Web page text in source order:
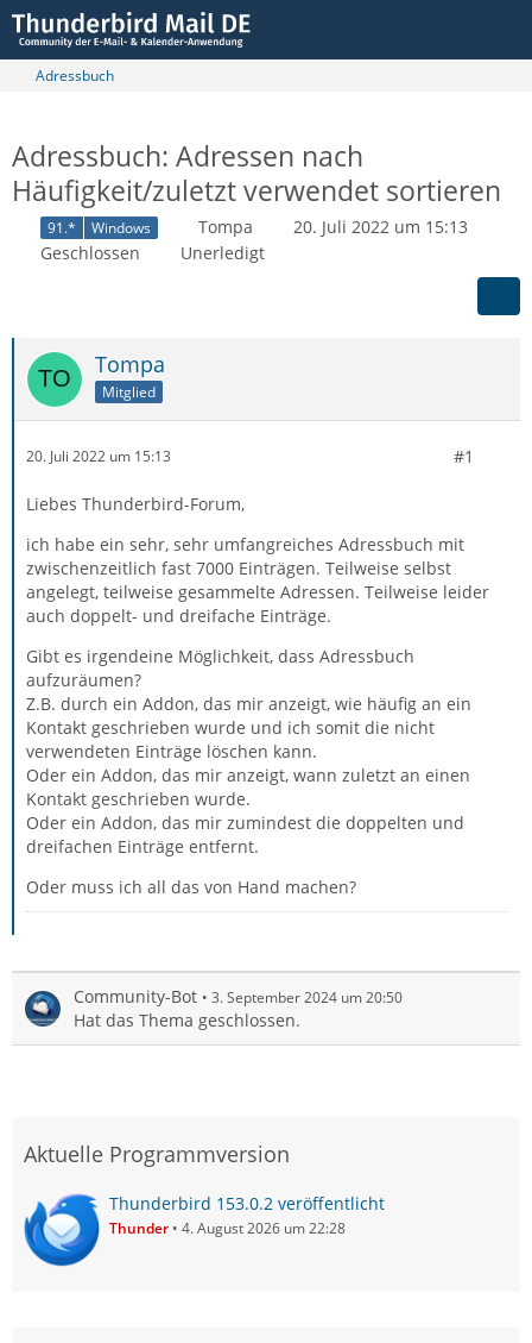
Adressbuch
Adressbuch: Adressen nach
Häufigkeit/zuletzt verwendet sortieren
91.* Windows Tompa
20. Juli 2022 um 15:13
Geschlossen
Unerledigt
Tompa
Mitglied
20. Juli 2022 um 15:13 #1
Liebes Thunderbird-Forum,
ich habe ein sehr, sehr umfangreiches Adressbuch mit
zwischenzeitlich fast 7000 Einträgen. Teilweise selbst
angelegt, teilweise gesammelte Adressen. Teilweise leider
auch doppelt- und dreifache Einträge.
Gibt es irgendeine Möglichkeit, dass Adressbuch
aufzuräumen?
Z.B. durch ein Addon, das mir anzeigt, wie häufig an ein
Kontakt geschrieben wurde und ich somit die nicht
verwendeten Einträge löschen kann.
Oder ein Addon, das mir anzeigt, wann zuletzt an einen
Kontakt geschrieben wurde.
Oder ein Addon, das mir zumindest die doppelten und
dreifachen Einträge entfernt.
Oder muss ich all das von Hand machen?
Community-Bot 3. September 2024 um 20:50
Hat das Thema geschlossen.
Aktuelle Programmversion
Thunderbird 153.0.2 veröffentlicht
Thunder 4. August 2026 um 22:28